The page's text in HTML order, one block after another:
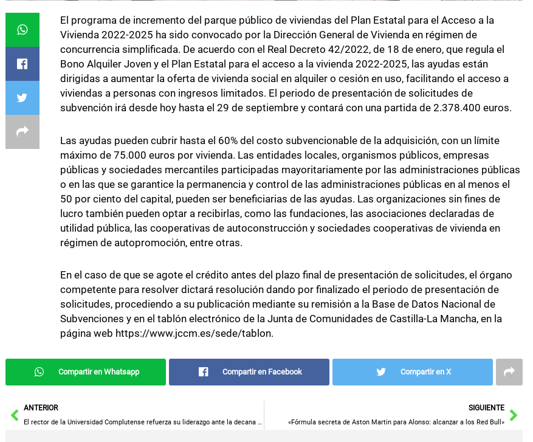
El programa de incremento del parque público de viviendas del Plan Estatal para el Acceso a la
Vivienda 2022-2025 ha sido convocado por la Dirección General de Vivienda en régimen de
concurrencia simplificada. De acuerdo con el Real Decreto 42/2022, de 18 de enero, que regula el
Bono Alquiler Joven y el Plan Estatal para el acceso a la vivienda 2022-2025, las ayudas están
dirigidas a aumentar la oferta de vivienda social en alquiler o cesión en uso, facilitando el acceso a
viviendas a personas con ingresos limitados. El periodo de presentación de solicitudes de
subvención irá desde hoy hasta el 29 de septiembre y contará con una partida de 2.378.400 euros.
Las ayudas pueden cubrir hasta el 60% del costo subvencionable de la adquisición, con un límite
máximo de 75.000 euros por vivienda. Las entidades locales, organismos públicos, empresas
públicas y sociedades mercantiles participadas mayoritariamente por las administraciones públicas
o en las que se garantice la permanencia y control de las administraciones públicas en al menos el
50 por ciento del capital, pueden ser beneficiarias de las ayudas. Las organizaciones sin fines de
lucro también pueden optar a recibirlas, como las fundaciones, las asociaciones declaradas de
utilidad pública, las cooperativas de autoconstrucción y sociedades cooperativas de vivienda en
régimen de autopromoción, entre otras.
En el caso de que se agote el crédito antes del plazo final de presentación de solicitudes, el órgano
competente para resolver dictará resolución dando por finalizado el periodo de presentación de
solicitudes, procediendo a su publicación mediante su remisión a la Base de Datos Nacional de
Subvenciones y en el tablón electrónico de la Junta de Comunidades de Castilla-La Mancha, en la
página web https://www.jccm.es/sede/tablon.
Compartir en Whatsapp Compartir en Facebook Compartir en X
AntANTERIOR
El rector de la Universidad Complutense refuerza su liderazgo ante la decana afín a Podemos
SIGUIENTE
«Fórmula secreta de Aston Martin para Alonso: alcanzar a los Red Bull»